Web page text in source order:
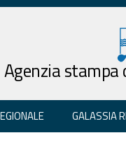
Agenzia stampa
GALASSIA